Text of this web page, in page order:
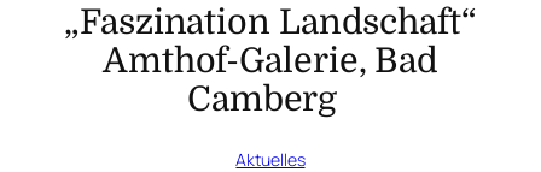
„Faszination Landschaft“
Amthof-Galerie, Bad
Camberg
Aktuelles